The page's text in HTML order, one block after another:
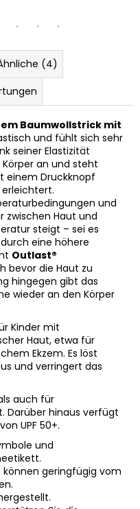
(4)
Baumwollstrick mit
und fühlt sich sehr
seiner Elastizität
an und steht
einem Druckknopf
erleichtert.
und
Haut und
steigt – sei es
eine höhere
Outlast®
bevor die Haut zu
hingegen gibt das
wieder an den Körper
Kinder mit
Haut, etwa für
Ekzem. Es löst
und verringert das
auch für
Darüber hinaus verfügt
UPF 50+.
und
können geringfügig vom